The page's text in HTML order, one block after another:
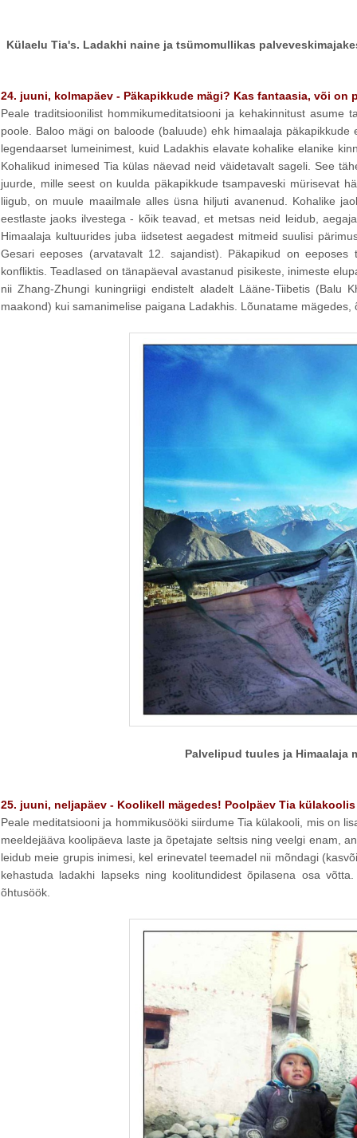
Külaelu Tia's. Ladakhi naine ja tsümomullikas
24. juuni, kolmapäev - Päkapikkude mägi? Kas fantaasia, või on
Peale traditsioonilist hommikumeditatsiooni ja kehakinnitust
poole. Baloo mägi on baloode (baluude) ehk himaalaja
legendaarset lumeinimest, kuid Ladakhis elavate kohalike elanike
Kohalikud inimesed Tia külas näevad neid väidetavalt sageli. See
juurde, mille seest on kuulda päkapikkude tsampaveski mürisevat
liigub, on muule maailmale alles üsna hiljuti avanenud. Kohalike
eestlaste jaoks ilvestega - kõik teavad, et metsas neid leidub,
Himaalaja kultuurides juba iidsetest aegadest mitmeid suulisi
Gesari eeposes (arvatavalt 12. sajandist). Päkapikud on
konfliktis. Teadlased on tänapäeval avastanud pisikeste, inimeste
nii Zhang-Zhungi kuningriigi endistelt aladelt Lääne-Tiibetis (Balu
maakond) kui samanimelise paigana Ladakhis. Lõunatame
Palvelipud tuules ja Himaalaja
25. juuni, neljapäev - Koolikell mägedes! Poolpäev Tia külakoolis
Peale meditatsiooni ja hommikusööki siirdume Tia külakooli, mis on
meeldejääva koolipäeva laste ja õpetajate seltsis ning veelgi enam,
leidub meie grupis inimesi, kel erinevatel teemadel nii mõndagi
kehastuda ladakhi lapseks ning koolitundidest õpilasena osa
õhtusöök.